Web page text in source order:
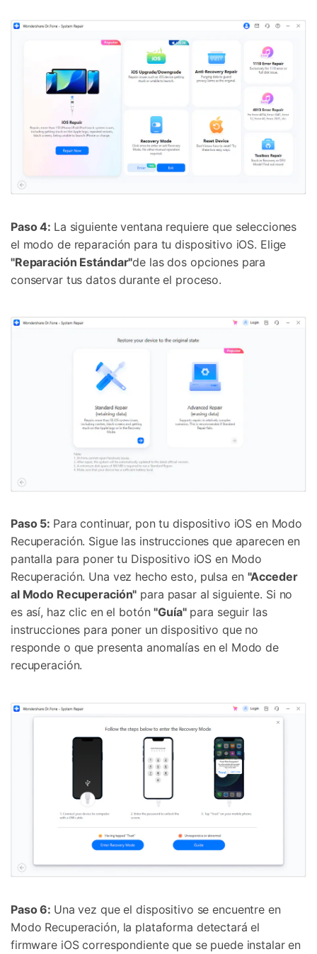
Paso 4: La siguiente ventana requiere que selecciones
el modo de reparación para tu dispositivo iOS. Elige
"Reparación Estándar"de las dos opciones para
conservar tus datos durante el proceso.
Paso 5: Para continuar, pon tu dispositivo iOS en Modo
Recuperación. Sigue las instrucciones que aparecen en
pantalla para poner tu Dispositivo iOS en Modo
Recuperación. Una vez hecho esto, pulsa en "Acceder
al Modo Recuperación" para pasar al siguiente. Si no
es así, haz clic en el botón"Guía"para seguir las
instrucciones para poner un dispositivo que no
responde o que presenta anomalías en el Modo de
recuperación.
Paso 6: Una vez que el dispositivo se encuentre en
Modo Recuperación, la plataforma detectará el
firmware iOS correspondiente que se puede instalar en